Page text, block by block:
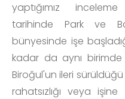
yaptığımız
tarihinde Park ve
bünyesinde işe
kadar da aynı birimde
Biroğul'un ileri
rahatsızlığı veya